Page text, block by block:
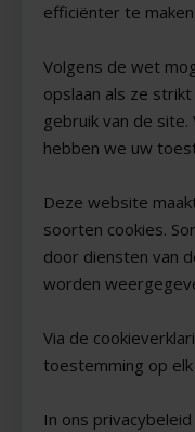
efficiënter te maken.
Volgens de wet
opslaan als ze
gebruik van de
hebben we uw
Deze website
soorten cookies.
door diensten van
worden
Via de
toestemming op
In ons